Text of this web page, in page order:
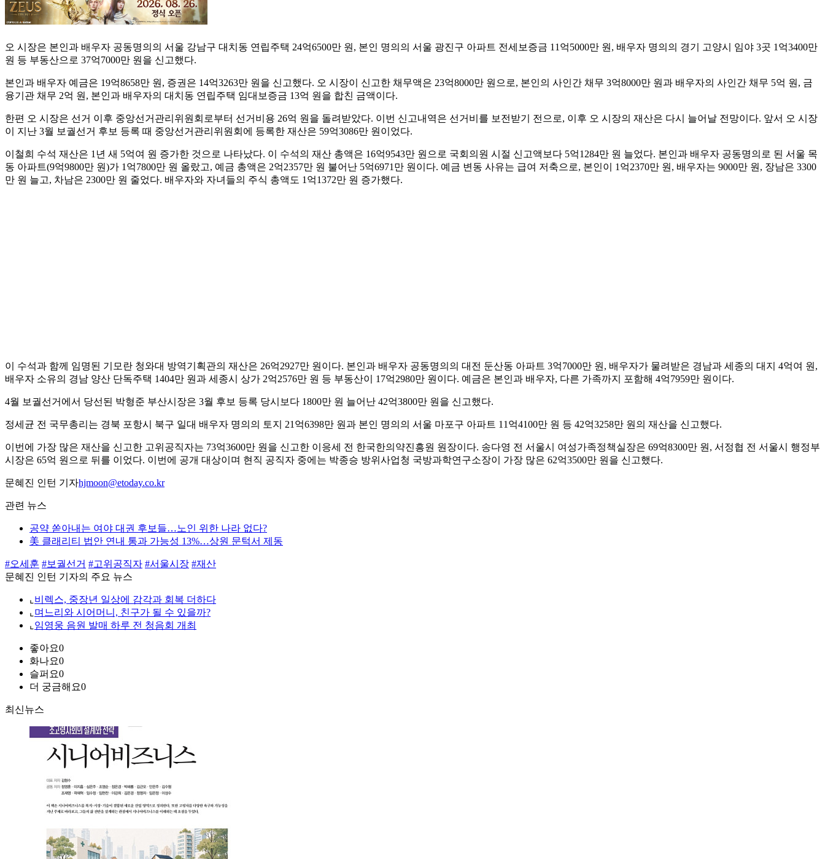
오 시장은 본인과 배우자 공동명의의 서울 강남구 대치동 연립주택 24억6500만 원, 본인 명의의 서울 광진구 아파트 전세보증금 11억5000만 원, 배우자 명의의 경기 고양시 임야 3곳 1억3400만
원 등 부동산으로 37억7000만 원을 신고했다.
본인과 배우자 예금은 19억8658만 원, 증권은 14억3263만 원을 신고했다. 오 시장이 신고한 채무액은 23억8000만 원으로, 본인의 사인간 채무 3억8000만 원과 배우자의 사인간 채무 5억 원, 금
융기관 채무 2억 원, 본인과 배우자의 대치동 연립주택 임대보증금 13억 원을 합친 금액이다.
한편 오 시장은 선거 이후 중앙선거관리위원회로부터 선거비용 26억 원을 돌려받았다. 이번 신고내역은 선거비를 보전받기 전으로, 이후 오 시장의 재산은 다시 늘어날 전망이다. 앞서 오 시장
이 지난 3월 보궐선거 후보 등록 때 중앙선거관리위원회에 등록한 재산은 59억3086만 원이었다.
이철희 수석 재산은 1년 새 5억여 원 증가한 것으로 나타났다. 이 수석의 재산 총액은 16억9543만 원으로 국회의원 시절 신고액보다 5억1284만 원 늘었다. 본인과 배우자 공동명의로 된 서울 목
동 아파트(9억9800만 원)가 1억7800만 원 올랐고, 예금 총액은 2억2357만 원 불어난 5억6971만 원이다. 예금 변동 사유는 급여 저축으로, 본인이 1억2370만 원, 배우자는 9000만 원, 장남은 3300
만 원 늘고, 차남은 2300만 원 줄었다. 배우자와 자녀들의 주식 총액도 1억1372만 원 증가했다.
이 수석과 함께 임명된 기모란 청와대 방역기획관의 재산은 26억2927만 원이다. 본인과 배우자 공동명의의 대전 둔산동 아파트 3억7000만 원, 배우자가 물려받은 경남과 세종의 대지 4억여 원,
배우자 소유의 경남 양산 단독주택 1404만 원과 세종시 상가 2억2576만 원 등 부동산이 17억2980만 원이다. 예금은 본인과 배우자, 다른 가족까지 포함해 4억7959만 원이다.
4월 보궐선거에서 당선된 박형준 부산시장은 3월 후보 등록 당시보다 1800만 원 늘어난 42억3800만 원을 신고했다.
정세균 전 국무총리는 경북 포항시 북구 일대 배우자 명의의 토지 21억6398만 원과 본인 명의의 서울 마포구 아파트 11억4100만 원 등 42억3258만 원의 재산을 신고했다.
이번에 가장 많은 재산을 신고한 고위공직자는 73억3600만 원을 신고한 이응세 전 한국한의약진흥원 원장이다. 송다영 전 서울시 여성가족정책실장은 69억8300만 원, 서정협 전 서울시 행정부
시장은 65억 원으로 뒤를 이었다. 이번에 공개 대상이며 현직 공직자 중에는 박종승 방위사업청 국방과학연구소장이 가장 많은 62억3500만 원을 신고했다.
문혜진 인턴 기자hjmoon@etoday.co.kr
관련 뉴스
공약 쏟아내는 여야 대권 후보들…노인 위한 나라 없다?
美 클래리티 법안 연내 통과 가능성 13%…상원 문턱서 제동
#오세훈 #보궐선거 #고위공직자 #서울시장 #재산
문혜진 인턴 기자의 주요 뉴스
⌞ 비렉스, 중장년 일상에 감각과 회복 더하다
⌞ 며느리와 시어머니, 친구가 될 수 있을까?
⌞ 임영웅 음원 발매 하루 전 청음회 개최
좋아요0
화나요0
슬퍼요0
더 궁금해요0
최신뉴스